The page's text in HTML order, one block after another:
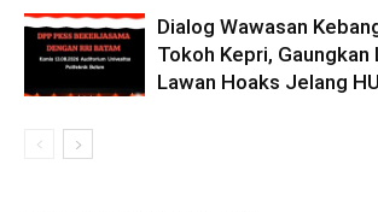
Dialog Wawasan
Tokoh Kepri,
Lawan Hoaks Jelang